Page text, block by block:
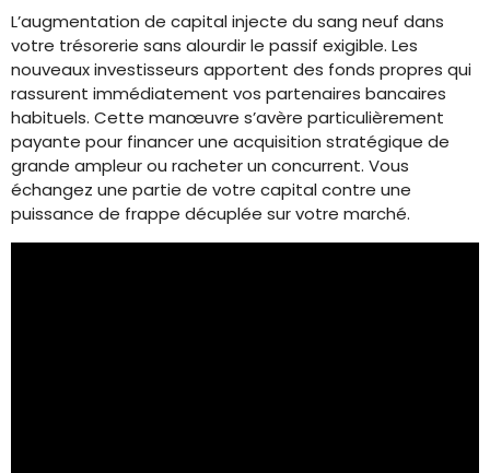
L’augmentation de capital injecte du sang neuf dans
votre trésorerie sans alourdir le passif exigible. Les
nouveaux investisseurs apportent des fonds propres qui
rassurent immédiatement vos partenaires bancaires
habituels. Cette manœuvre s’avère particulièrement
payante pour financer une acquisition stratégique de
grande ampleur ou racheter un concurrent. Vous
échangez une partie de votre capital contre une
puissance de frappe décuplée sur votre marché.